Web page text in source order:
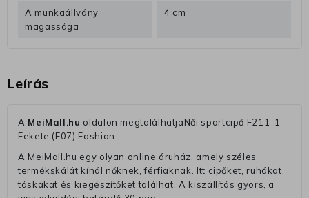
A munkaállvány
magassága
4 cm
Leírás
A MeiMall.hu oldalon megtalálhatjaNői sportcipő F211-1
Fekete (E07) Fashion
A MeiMall.hu egy olyan online áruház, amely széles
termékskálát kínál nőknek, férfiaknak. Itt cipőket, ruhákat,
táskákat és kiegészítőket találhat. A kiszállítás gyors, a